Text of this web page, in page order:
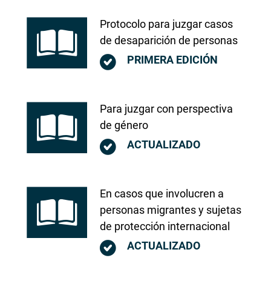
Protocolo para juzgar casos
de desaparición de personas
PRIMERA EDICIÓN
Para juzgar con perspectiva
de género
ACTUALIZADO
En casos que involucren a
personas migrantes y sujetas
de protección internacional
ACTUALIZADO